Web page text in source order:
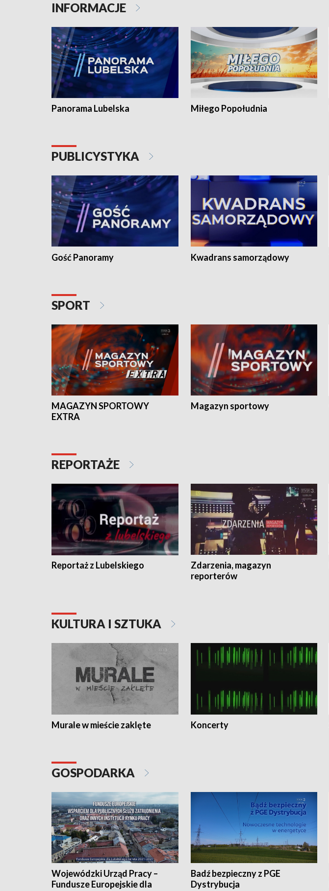
INFORMACJE
Panorama Lubelska Miłego Popołudnia
PUBLICYSTYKA
Gość Panoramy Kwadrans samorządowy
SPORT
MAGAZYN SPORTOWY
EXTRA
Magazyn sportowy
REPORTAŻE
Reportaż z Lubelskiego
Zdarzenia, magazyn
reporterów
KULTURA I SZTUKA
Murale w mieście zaklęte Koncerty
GOSPODARKA
Wojewódzki Urząd Pracy –
Fundusze Europejskie dla
Badź bezpieczny z PGE
Dystrybucja